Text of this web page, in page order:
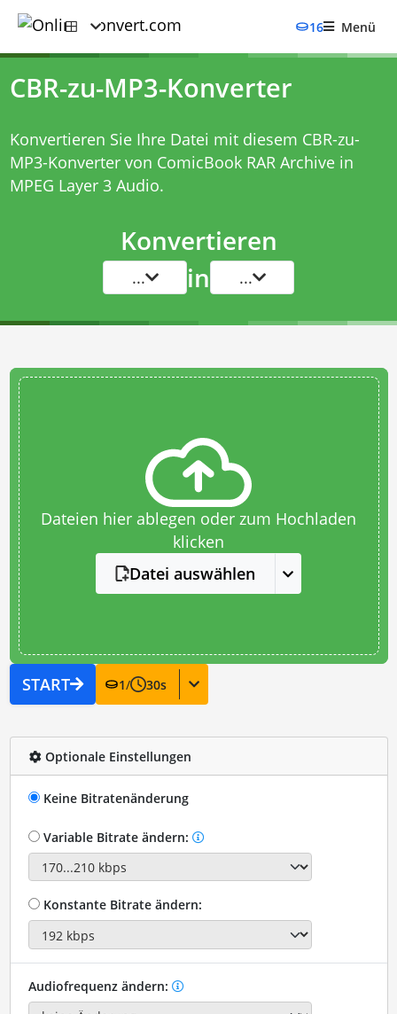
16 Menü
CBR-zu-MP3-Konverter
Konvertieren Sie Ihre Datei mit diesem CBR-zu-
MP3-Konvertervon ComicBook RAR Archive in
MPEG Layer 3 Audio.
Konvertieren
... in ...
Dateien hier ablegen oder zum Hochladen
klicken
Datei auswählen
START 1/ 30s
Optionale Einstellungen
Keine Bitratenänderung
Variable Bitrate ändern:
Konstante Bitrate ändern:
Audiofrequenz ändern: